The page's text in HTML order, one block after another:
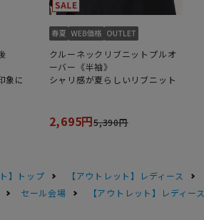
象に
クルーネックリブニットプルオ
ーバー《半袖》
シャリ感が夏らしいリブニット
2,695円5,390円
】トップ
【アウトレット】レディース
セール会場 【アウトレット】レディー